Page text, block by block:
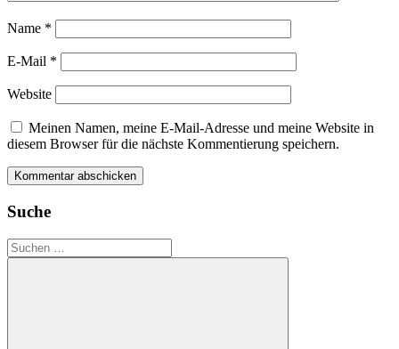
Name *
E-Mail *
Website
Meinen Namen, meine E-Mail-Adresse und meine Website in
diesem Browser für die nächste Kommentierung speichern.
Suche
Suchen
nach: